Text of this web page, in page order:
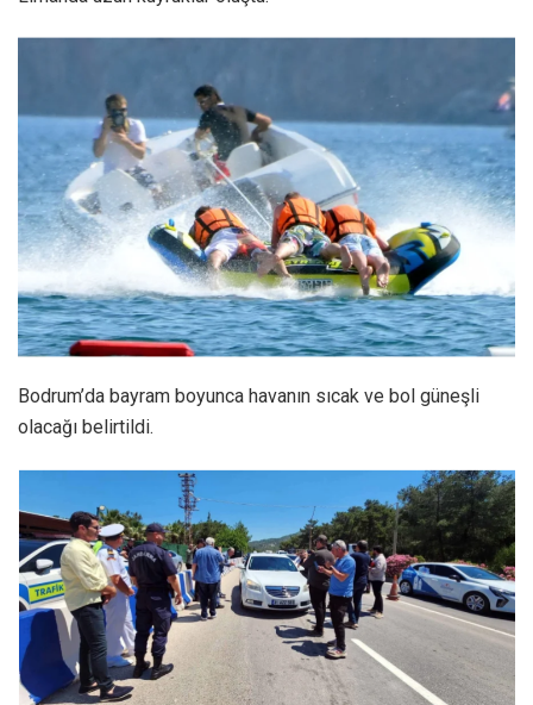
Bodrum’da bayram boyunca havanın sıcak ve bol güneşli
olacağı belirtildi.